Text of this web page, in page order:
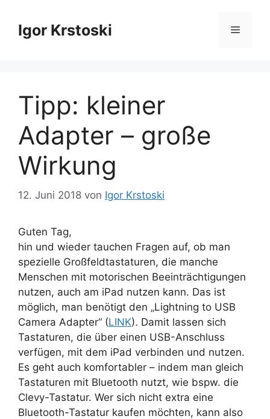
Inhalt
springenIgor Krstoski Menü
Tipp: kleiner
Adapter – große
Wirkung
12. Juni 2018 von Igor Krstoski
Guten Tag,
hin und wieder tauchen Fragen auf, ob man
spezielle Großfeldtastaturen, die manche
Menschen mit motorischen Beeinträchtigungen
nutzen, auch am iPad nutzen kann. Das ist
möglich, man benötigt den „Lightning to USB
Camera Adapter“ (LINK). Damit lassen sich
Tastaturen, die über einen USB-Anschluss
verfügen, mit dem iPad verbinden und nutzen.
Es geht auch komfortabler – indem man gleich
Tastaturen mit Bluetooth nutzt, wie bspw. die
Clevy-Tastatur. Wer sich nicht extra eine
Bluetooth-Tastatur kaufen möchten, kann also